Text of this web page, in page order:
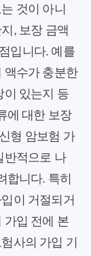
것이 아니
, 보장 금액
입니다. 예를
액수가 충분한
이 있는지 등
에 대한 보장
형 암보험 가
반적으로 나
합니다. 특히
이 거절되거
가입 전에 본
사의 가입 기